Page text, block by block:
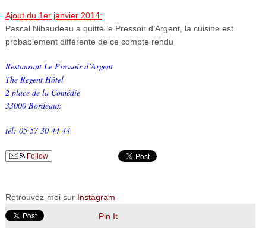
Ajout du 1er janvier 2014:
Pascal Nibaudeau a quitté le Pressoir d’Argent, la cuisine est
probablement différente de ce compte rendu
Restaurant Le Pressoir d’Argent
The Regent Hôtel
2 place de la Comédie
33000 Bordeaux
tél: 05 57 30 44 44
Follow
Retrouvez-moi sur Instagram
Pin It